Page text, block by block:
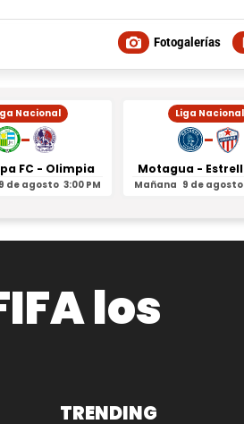
Fotogalerías
Nacional
-
FC - Olimpia
9 de agosto 3:00 PM
Liga Nacional
-
Motagua -
Mañana 9 de agosto
los
TRENDING